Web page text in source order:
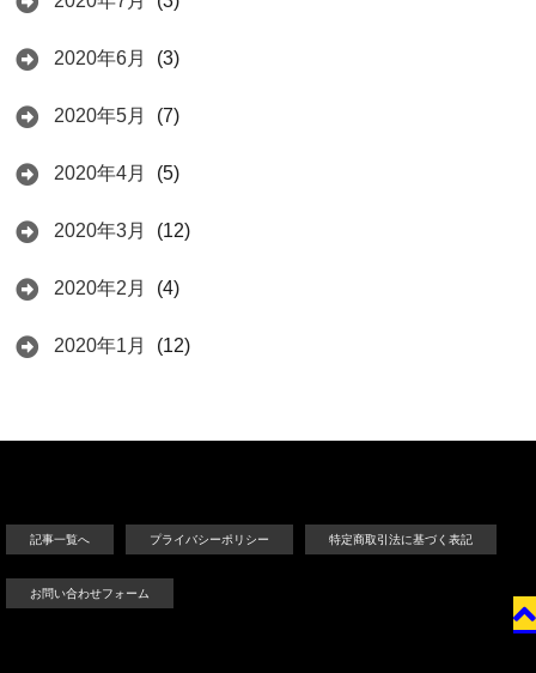
2020年6月 (3)
2020年5月 (7)
2020年4月 (5)
2020年3月 (12)
2020年2月 (4)
2020年1月 (12)
記事一覧へ プライバシーポリシー 特定商取引法に基づく表記
お問い合わせフォーム